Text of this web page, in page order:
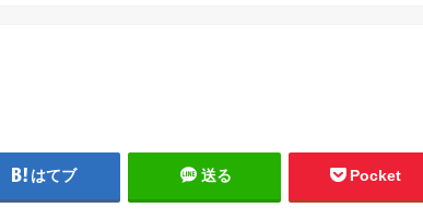
はてブ 送る Pocket